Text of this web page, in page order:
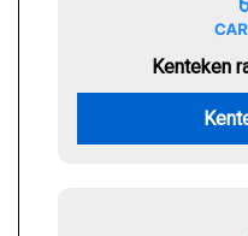
Kenteken